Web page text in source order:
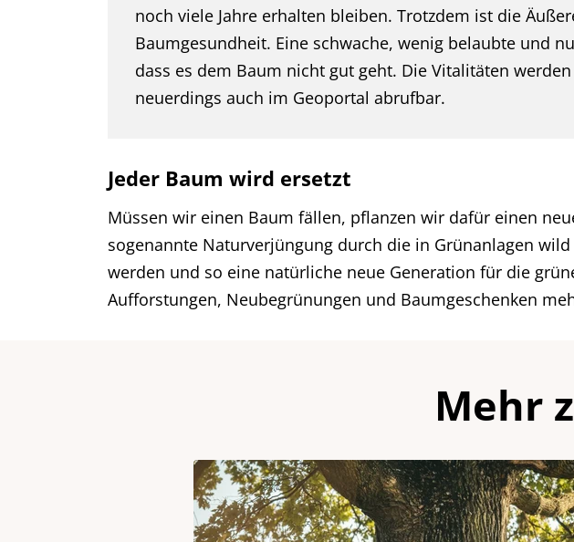
noch viele Jahre erhalten bleiben. Trotzdem ist die
Baumgesundheit. Eine schwache, wenig belaubte und
dass es dem Baum nicht gut geht. Die Vitalitäten
neuerdings auch im Geoportal abrufbar.
Jeder Baum wird ersetzt
Müssen wir einen Baum fällen, pflanzen wir dafür einen
sogenannte Naturverjüngung durch die in Grünanlagen
werden und so eine natürliche neue Generation für die
Aufforstungen, Neubegrünungen und Baumgeschenken
Mehr